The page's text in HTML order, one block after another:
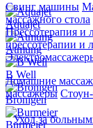
Свинг машины
массажного стола
Прессотерапия и
прессотерапии и
Домашние
массажеры
Уход за
Aquajet
Atmung
B Well
Bronigen
Burmeier